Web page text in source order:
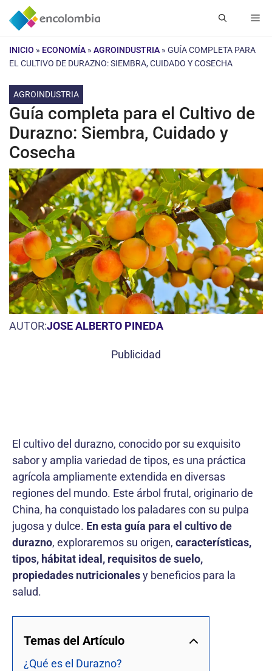
Saltar
INICIO » ECONOMÍA » AGROINDUSTRIA » GUÍA COMPLETA PARA
EL CULTIVO DE DURAZNO: SIEMBRA, CUIDADO Y COSECHA
AGROINDUSTRIA
Guía completa para el Cultivo de
Durazno: Siembra, Cuidado y
Cosecha
AUTOR:JOSE ALBERTO PINEDA
Publicidad
El cultivo del durazno, conocido por su exquisito
sabor y amplia variedad de tipos, es una práctica
agrícola ampliamente extendida en diversas
regiones del mundo. Este árbol frutal, originario de
China, ha conquistado los paladares con su pulpa
jugosa y dulce. En esta guía para el cultivo de
durazno, exploraremos su origen, características,
tipos, hábitat ideal, requisitos de suelo,
propiedades nutricionalesy beneficios para la
salud.
Temas del Artículo
¿Qué es el Durazno?